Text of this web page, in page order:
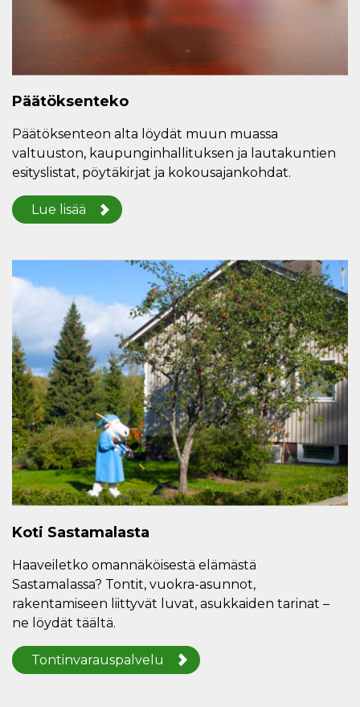
Päätöksenteko
Päätöksenteon alta löydät muun muassa
valtuuston, kaupunginhallituksen ja lautakuntien
esityslistat, pöytäkirjat ja kokousajankohdat.
Lue lisää
Koti Sastamalasta
Haaveiletko omannäköisestä elämästä
Sastamalassa? Tontit, vuokra-asunnot,
rakentamiseen liittyvät luvat, asukkaiden tarinat –
ne löydät täältä.
Tontinvarauspalvelu